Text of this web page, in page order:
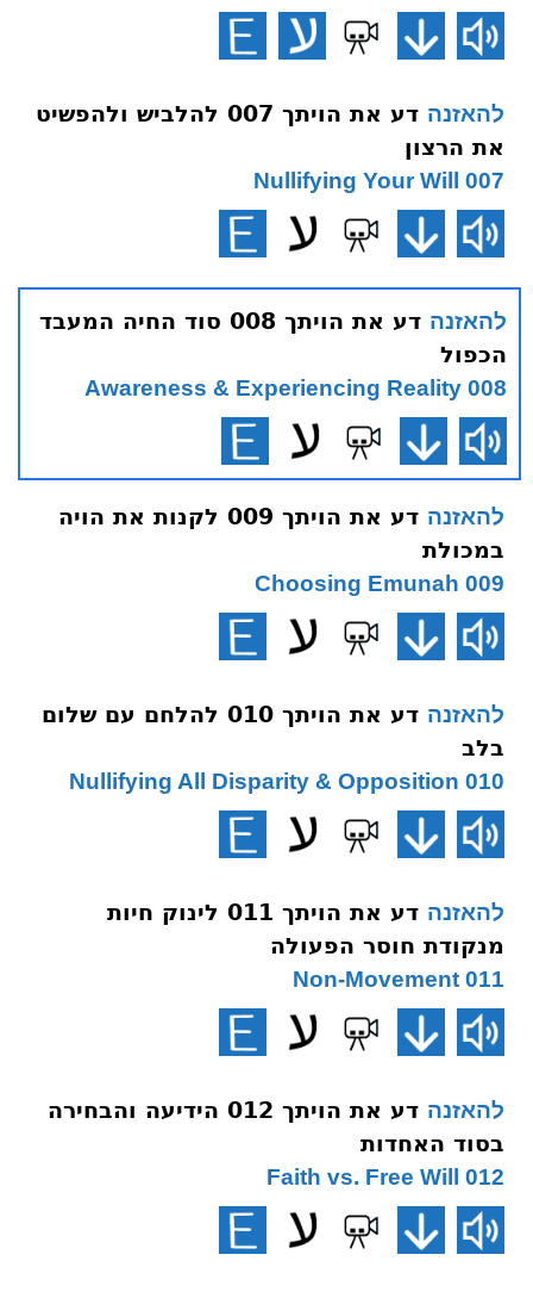
להאזנה
דע את הויתך 007 להלביש ולהפשיט
את הרצון
007 Nullifying Your Will
להאזנה
דע את הויתך 008 סוד החיה המעבד
הכפול
008 Awareness & Experiencing Reality
להאזנה
דע את הויתך 009 לקנות את הויה
במכולת
009 Choosing Emunah
להאזנה
דע את הויתך 010 להלחם עם שלום
בלב
010 Nullifying All Disparity & Opposition
להאזנה
דע את הויתך 011 לינוק חיות
מנקודת חוסר הפעולה
011 Non-Movement
להאזנה
דע את הויתך 012 הידיעה והבחירה
בסוד האחדות
012 Faith vs. Free Will